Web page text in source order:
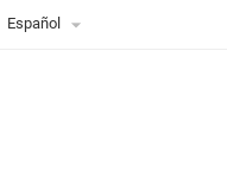
Español 